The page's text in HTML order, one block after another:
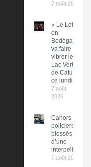
7 août 2026
« Le Lot
en
Bodéga »
va faire
vibrer le
Lac Vert
de Catus
ce lundi
7 août
2026
Cahors : Des
policiers
blessés lors
d’une
interpellation
7 août 2026